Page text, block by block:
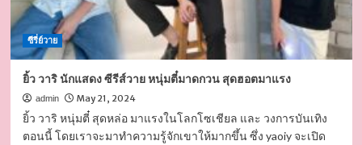
ซีรี่ย์วาย
ยิ้ว วาริ นักแสดง ซีรีส์วาย หนุ่มตี๋มาดกวน สุดฮอตมาแรง
admin May 21, 2024
ยิ้ว วาริ หนุ่มตี๋ สุดหล่อ มาแรงในโลกโซเชียล และ วงการบันเทิง
ตอนนี้ โดยเราจะมาทำความรู้จักเขาให้มากขึ้น ซึ่ง yaoiy จะเปิด